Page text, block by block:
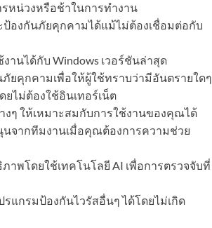
หน่วงหรือช้าในการทำงาน
ป้องกันภัยคุกคามได้แม้ไม่ต้องเชื่อมต่อกับ
านได้กับ Windows เวอร์ชันล่าสุด
ยคุกคามเพื่อให้ผู้ใช้ทราบว่ามีอันตรายใดๆ
ไม่ต้องใช้อินเทอร์เน็ต
งๆ ให้เหมาะสมกับการใช้งานของคุณได้
จากทีมงานเมื่อคุณต้องการความช่วย
าพโดยใช้เทคโนโลยี AI เพื่อการตรวจจับที่
แกรมป้องกันไวรัสอื่นๆ ได้โดยไม่เกิด